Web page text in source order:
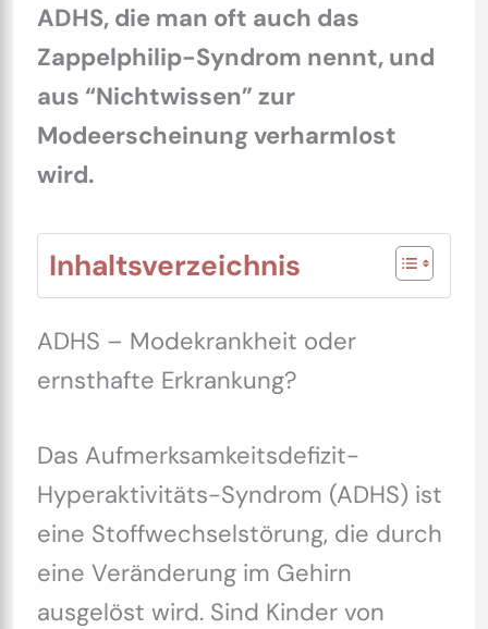
ADHS, die man oft auch das
Zappelphilip-Syndrom nennt, und
aus “Nichtwissen” zur
Modeerscheinung verharmlost
wird.
Inhaltsverzeichnis
ADHS – Modekrankheit oder
ernsthafte Erkrankung?
Das Aufmerksamkeitsdefizit-
Hyperaktivitäts-Syndrom (ADHS) ist
eine Stoffwechselstörung, die durch
eine Veränderung im Gehirn
ausgelöst wird. Sind Kinder von